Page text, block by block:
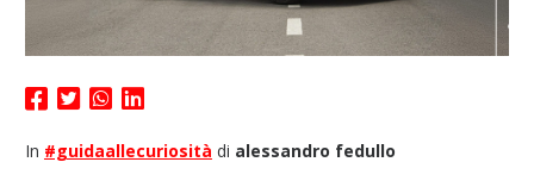
In #guidaallecuriosità di alessandro fedullo